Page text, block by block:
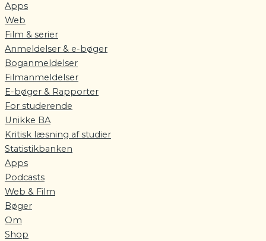
Apps
Web
Film & serier
Anmeldelser & e-bøger
Boganmeldelser
Filmanmeldelser
E-bøger & Rapporter
For studerende
Unikke BA
Kritisk læsning af studier
Statistikbanken
Apps
Podcasts
Web & Film
Bøger
Om
Shop